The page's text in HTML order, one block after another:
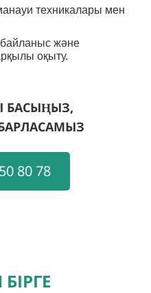
техникалары мен
және
оқыту.
БАСЫҢЫЗ,
80 78